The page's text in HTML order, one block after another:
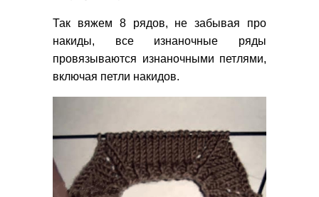
Так вяжем 8 рядов, не забывая про
накиды, все изнаночные ряды
провязываются изнаночными петлями,
включая петли накидов.